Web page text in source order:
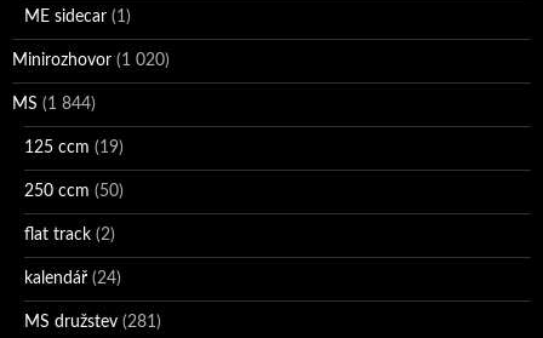
ME sidecar (1)
Minirozhovor (1 020)
MS (1 844)
125 ccm (19)
250 ccm (50)
flat track (2)
kalendář (24)
MS družstev (281)